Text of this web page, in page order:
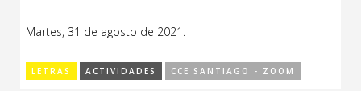
Martes, 31 de agosto de 2021.
LETRAS ACTIVIDADES CCE SANTIAGO - ZOOM